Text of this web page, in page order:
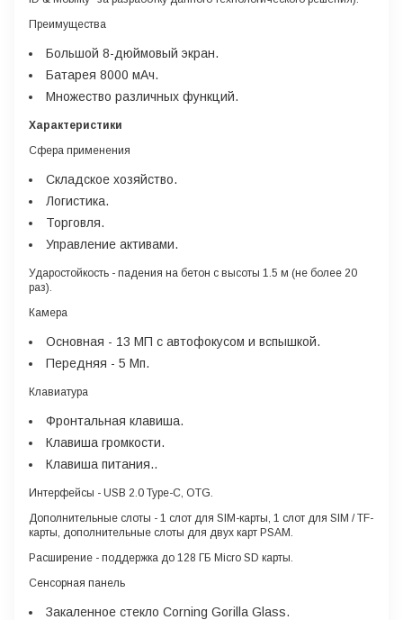
Преимущества
Большой 8-дюймовый экран.
Батарея 8000 мАч.
Множество различных функций.
Характеристики
Сфера применения
Складское хозяйство.
Логистика.
Торговля.
Управление активами.
Ударостойкость - падения на бетон с высоты 1.5 м (не более 20
раз).
Камера
Основная - 13 МП с автофокусом и вспышкой.
Передняя - 5 Мп.
Клавиатура
Фронтальная клавиша.
Клавиша громкости.
Клавиша питания..
Интерфейсы - USB 2.0 Type-C, OTG.
Дополнительные слоты - 1 слот для SIM-карты, 1 слот для SIM / TF-
карты, дополнительные слоты для двух карт PSAM.
Расширение - поддержка до 128 ГБ Micro SD карты.
Сенсорная панель
Закаленное стекло Corning Gorilla Glass.